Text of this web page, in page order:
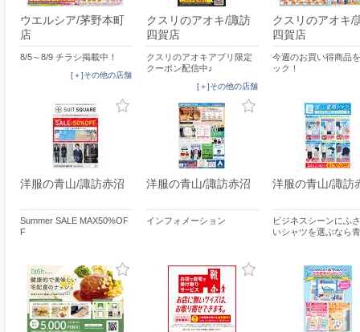
ウエルシア/茅野本町
店
8/5～8/9 チラシ掲載中！
[＋]その他の店舗
クスリのアオキ/諏訪
四賀店
クスリのアオキアプリ限定
クーポン配信中♪
[＋]その他の店舗
クスリのアオキ/
四賀店
今週のお買い得商品
ック！
洋服の青山/諏訪赤沼
Summer SALE MAX50%OF
F
洋服の青山/諏訪赤沼
インフォメーション
洋服の青山/諏訪
ビジネスシーンにふ
いシャツを選ぶなら